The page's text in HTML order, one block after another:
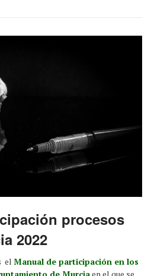
procesos
2022
el Manual de participación en los